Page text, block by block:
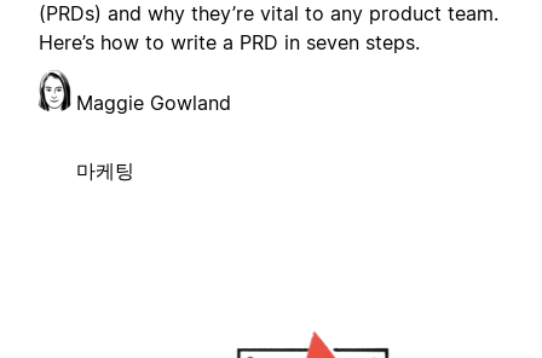
(PRDs) and why they’re vital to any product team.
Here’s how to write a PRD in seven steps.
Maggie Gowland
마케팅